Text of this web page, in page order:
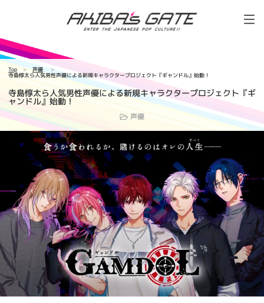
Top 声優
寺島惇太ら人気男性声優による新規キャラクタープロジェクト『ギャンドル』始動！
寺島惇太ら人気男性声優による新規キャラクタープロジェクト『ギ
ャンドル』始動！
声優